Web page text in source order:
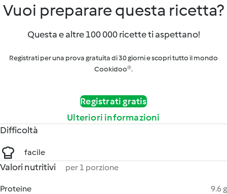
Vuoi preparare questa ricetta?
Questa e altre 100 000 ricette ti aspettano!
Registrati per una prova gratuita di 30 giorni e scopri tutto il mondo
Cookidoo®.
Registrati gratis
Ulteriori informazioni
Difficoltà
facile
Valori nutritivi per 1 porzione
Proteine
9.6 g